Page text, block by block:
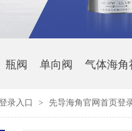
瓶阀 单向阀 气体海
录入口 > 先导海角官网首页登